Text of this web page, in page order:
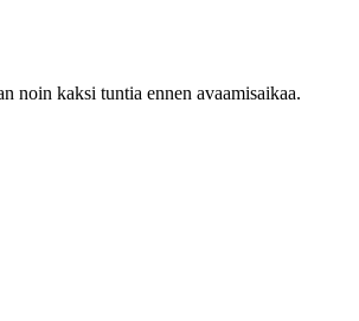
noin kaksi tuntia ennen avaamisaikaa.